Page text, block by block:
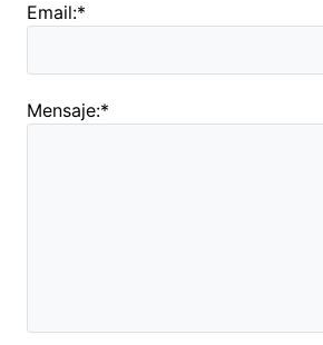
Email:*
Mensaje:*